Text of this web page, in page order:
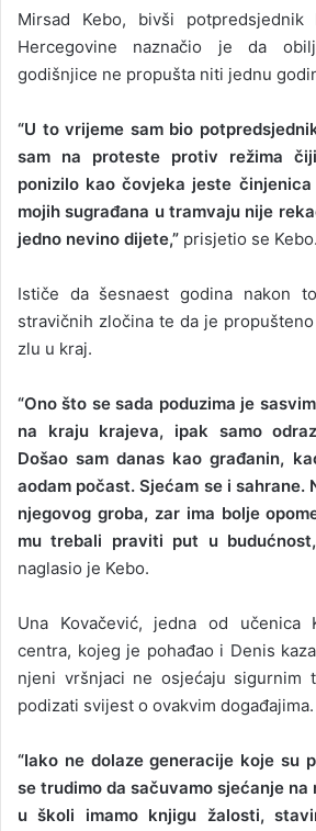
Mirsad Kebo, bivši potpredsjednik
Hercegovine naznačio je da
godišnjice ne propušta niti jednu
“U to vrijeme sam bio
sam na proteste protiv režima
ponizilo kao čovjeka jeste
mojih sugrađana u tramvaju nije
jedno nevino dijete,” prisjetio se Kebo.
Ističe da šesnaest godina nakon
stravičnih zločina te da je
zlu u kraj.
“Ono što se sada poduzima je
na kraju krajeva, ipak samo
Došao sam danas kao građanin,
aodam počast. Sjećam se i sahrane.
njegovog groba, zar ima bolje
mu trebali praviti put u
naglasio je Kebo.
Una Kovačević, jedna od učenica
centra, kojeg je pohađao i Denis
njeni vršnjaci ne osjećaju sigurnim
podizati svijest o ovakvim događajima.
“Iako ne dolaze generacije koje su
se trudimo da sačuvamo sjećanje na
u školi imamo knjigu žalosti,